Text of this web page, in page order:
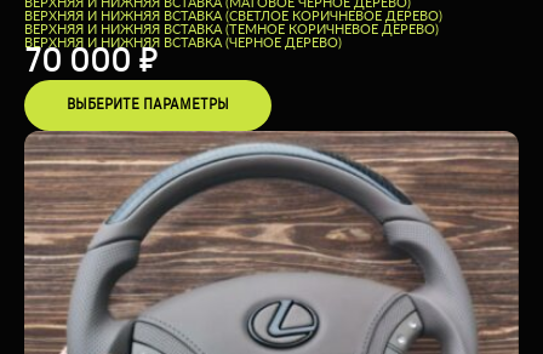
ВЕРХНЯЯ И НИЖНЯЯ ВСТАВКА (СВЕТЛОЕ КОРИЧНЕВОЕ ДЕРЕВО)
ВЕРХНЯЯ И НИЖНЯЯ ВСТАВКА (ТЕМНОЕ КОРИЧНЕВОЕ ДЕРЕВО)
ВЕРХНЯЯ И НИЖНЯЯ ВСТАВКА (ЧЕРНОЕ ДЕРЕВО)
70 000 ₽
ВЫБЕРИТЕ ПАРАМЕТРЫ